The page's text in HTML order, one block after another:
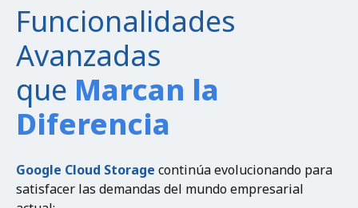
Funcionalidades
Avanzadas
que Marcan la
Diferencia
Google Cloud Storage continúa evolucionando para
satisfacer las demandas del mundo empresarial